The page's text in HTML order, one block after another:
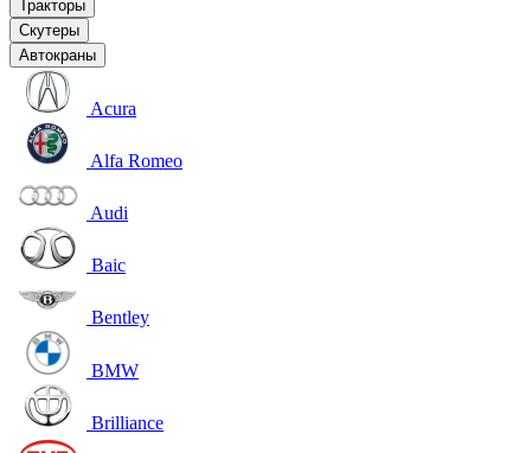
Тракторы
Скутеры
Автокраны
Acura
Alfa Romeo
Audi
Baic
Bentley
BMW
Brilliance